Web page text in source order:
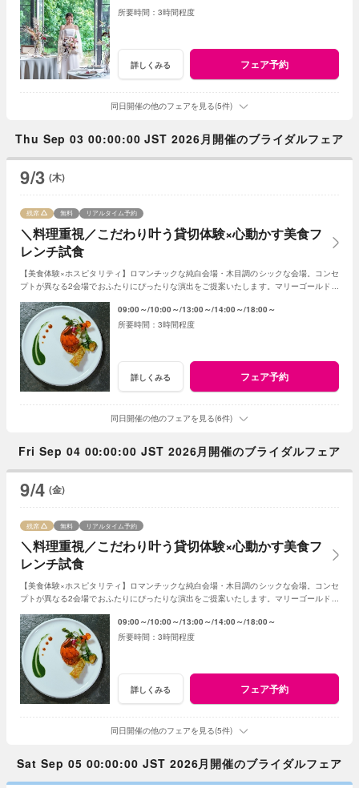
3時間程度
詳しくみる フェア予約
同日開催の他のフェアを見る(5件)
Thu Sep 03 00:00:00 JST 2026月開催のブライダルフェア
9/3 (木)
＼料理重視／こだわり叶う貸切体験×心動かす美食フ
レンチ試食
残席 無料 リアルタイム予約
【美食体験×ホスピタリティ】ロマンチックな純白会場・木目調のシックな会場。コンセ
プトが異なる2会場でおふたりにぴったりな演出をご提案いたします。マリーゴールド名
09:00～ 10:00～ 13:00～ 14:00～ 18:00～
3時間程度
詳しくみる フェア予約
同日開催の他のフェアを見る(6件)
Fri Sep 04 00:00:00 JST 2026月開催のブライダルフェア
9/4 (金)
＼料理重視／こだわり叶う貸切体験×心動かす美食フ
レンチ試食
残席 無料 リアルタイム予約
【美食体験×ホスピタリティ】ロマンチックな純白会場・木目調のシックな会場。コンセ
プトが異なる2会場でおふたりにぴったりな演出をご提案いたします。マリーゴールド名
09:00～ 10:00～ 13:00～ 14:00～ 18:00～
3時間程度
詳しくみる フェア予約
同日開催の他のフェアを見る(5件)
Sat Sep 05 00:00:00 JST 2026月開催のブライダルフェア